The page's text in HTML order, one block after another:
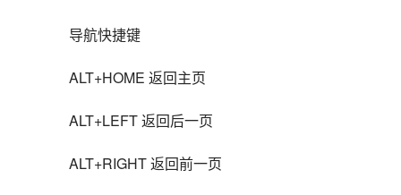
导航快捷键
ALT+HOME 返回主页
ALT+LEFT 返回后一页
ALT+RIGHT 返回前一页